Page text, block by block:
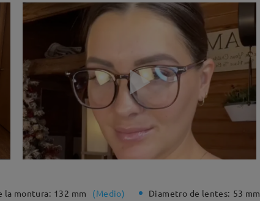
la montura: 132 mm (Medio) Diametro de lentes: 53 mm